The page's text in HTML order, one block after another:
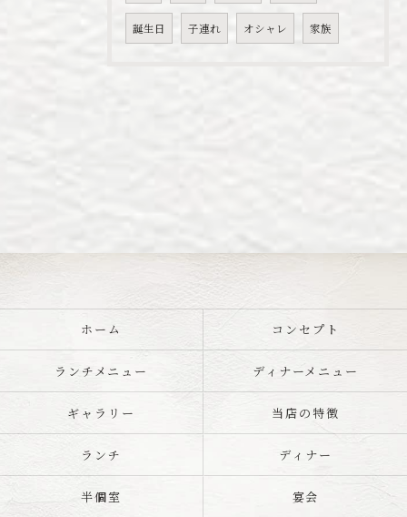
誕生日 子連れ オシャレ 家族
ホーム コンセプト
ランチメニュー ディナーメニュー
ギャラリー 当店の特徴
ランチ ディナー
半個室 宴会